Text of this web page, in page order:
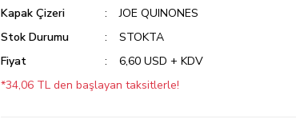
Kapak Çizeri
JOE QUINONES
Stok Durumu
STOKTA
Fiyat
6,60 USD + KDV
*34,06 TL den başlayan taksitlerle!